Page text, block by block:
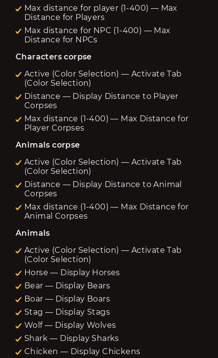
Max distance for player (1-400) — Max
Distance for Players
Max distance for NPC (1-400) — Max
Distance for NPCs
Characters corpse
Active (Color Selection) — Activate Tab
(Color Selection)
Distance — Display Distance to Player
Corpses
Max distance (1-400) — Max Distance for
Player Corpses
Animals corpse
Active (Color Selection) — Activate Tab
(Color Selection)
Distance — Display Distance to Animal
Corpses
Max distance (1-400) — Max Distance for
Animal Corpses
Animals
Active (Color Selection) — Activate Tab
(Color Selection)
Horse — Display Horses
Bear — Display Bears
Boar — Display Boars
Stag — Display Stags
Wolf — Display Wolves
Shark — Display Sharks
Chicken — Display Chickens